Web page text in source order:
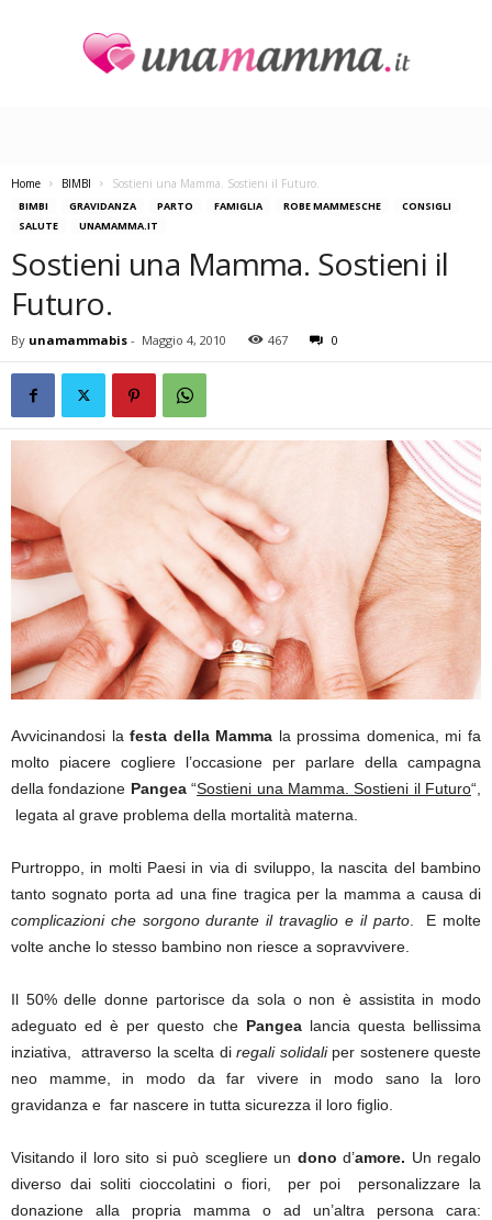
Home BIMBI Sostieni una Mamma. Sostieni il Futuro.
BIMBI GRAVIDANZA PARTO FAMIGLIA ROBE MAMMESCHE
CONSIGLI
SALUTE
UNAMAMMA.IT
Sostieni una Mamma. Sostieni il
Futuro.
By unamammabis - Maggio 4, 2010 467 0
Avvicinandosi la festa della Mamma la prossima domenica, mi fa
molto piacere cogliere l’occasione per parlare della campagna
della fondazione Pangea“Sostieni una Mamma. Sostieni il Futuro“,
legata al grave problema della mortalità materna.
Purtroppo, in molti Paesi in via di sviluppo, la nascita del bambino
tanto sognato porta ad una fine tragica per la mamma a causa di
complicazioni che sorgono durante il travaglio e il parto. E molte
volte anche lo stesso bambino non riesce a sopravvivere.
Il 50% delle donne partorisce da sola o non è assistita in modo
adeguato ed è per questo che Pangea lancia questa bellissima
inziativa, attraverso la scelta di regali solidaliper sostenere queste
neo mamme, in modo da far vivere in modo sano la loro
gravidanza e far nascere in tutta sicurezza il loro figlio.
Visitando il loro sito si può scegliere un dono d’amore. Un regalo
diverso dai soliti cioccolatini o fiori, per poi personalizzare la
donazione alla propria mamma o ad un’altra persona cara: